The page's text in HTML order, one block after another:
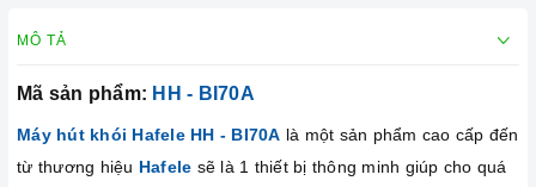
MÔ TẢ
Mã sản phẩm: HH - BI70A
Máy hút khói Hafele HH - BI70A là một sản phẩm cao cấp đến
từ thương hiệu Hafele sẽ là 1 thiết bị thông minh giúp cho quá